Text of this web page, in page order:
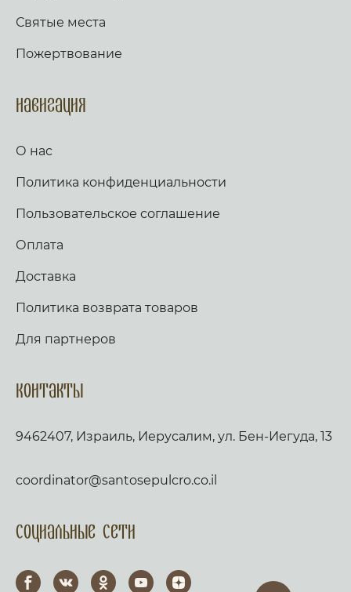
Святые места
Пожертвование
Навигация
О нас
Политика конфиденциальности
Пользовательское соглашение
Оплата
Доставка
Политика возврата товаров
Для партнеров
Контакты
9462407, Израиль, Иерусалим, ул. Бен-Иегуда, 13
coordinator@santosepulcro.co.il
Социальные сети